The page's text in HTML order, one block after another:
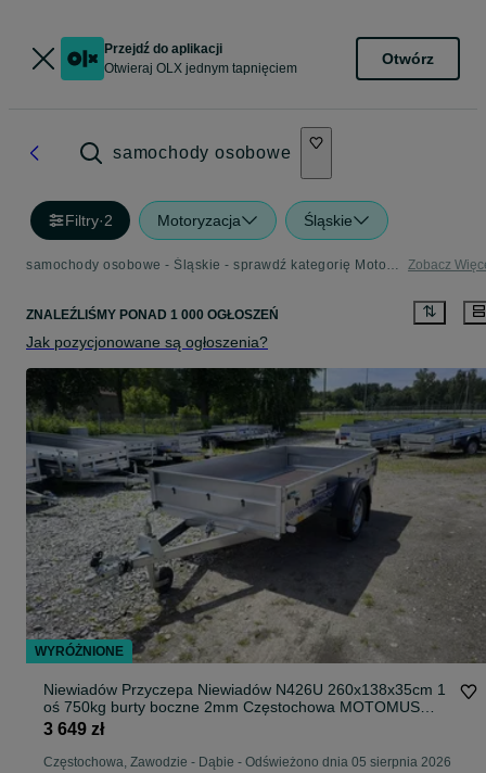
Przejdź do aplikacji
Otwieraj OLX jednym tapnięciem
Otwórz
samochody osobowe
Filtry·2 Motoryzacja Śląskie
samochody osobowe - Śląskie - sprawdź kategorię Motoryzacja Zobacz
ZNALEŹLIŚMY PONAD 1 000 OGŁOSZEŃ
Jak pozycjonowane są ogłoszenia?
Niewiadów Przyczepa Niewiadów N426U 260x138x35cm 1
oś 750kg burty boczne 2mm Częstochowa MOTOMUS
dostawa pod dom Centrum Przyczep MOTOMUS
3 649 zł
Częstochowa, Zawodzie - Dąbie - Odświeżono dnia 05 sierpnia 2026
WYRÓŻNIONE